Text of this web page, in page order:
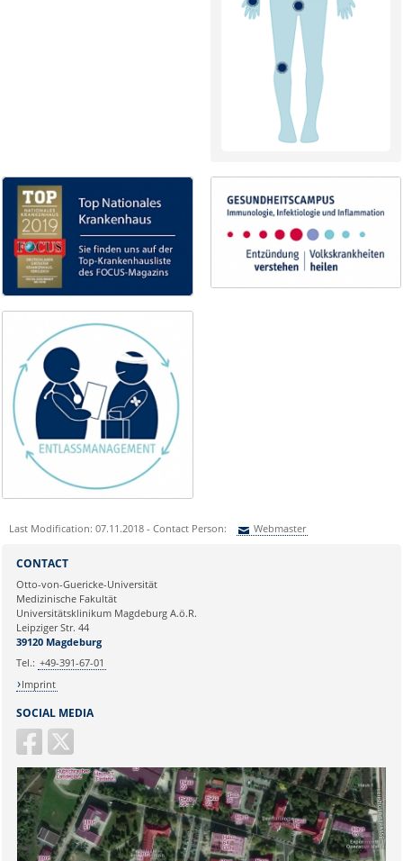
Last Modification: 07.11.2018 - Contact Person: Webmaster
Ihre E-Mailadresse:
Ihr Anliegen:
SOCIAL MEDIA
CONTACT
Otto-von-Guericke-Universität
Medizinische Fakultät
Universitätsklinikum Magdeburg A.ö.R.
Leipziger Str. 44
39120 Magdeburg
Tel.: +49-391-67-01
Imprint